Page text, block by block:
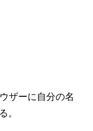
ザーに自分の名
。